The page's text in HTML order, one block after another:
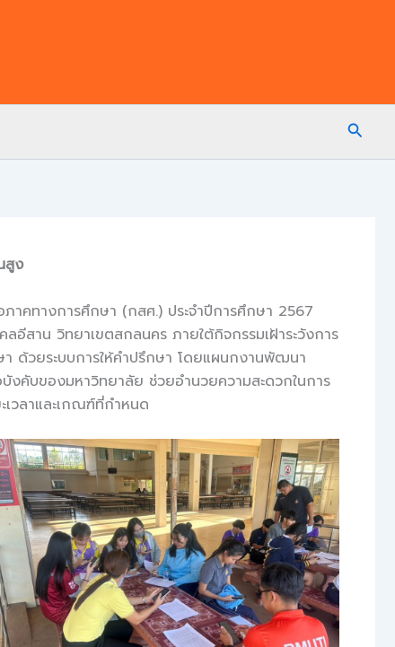
สูง
าคทางการศึกษา (กสศ.) ประจำปีการศึกษา 2567
าน วิทยาเขตสกลนคร ภายใต้กิจกรรมเฝ้าระวังการ
ด้วยระบบการให้คำปรึกษา โดยแผนกงานพัฒนา
งคับของมหาวิทยาลัย ช่วยอำนวยความสะดวกในการ
วลาและเกณฑ์ที่กำหนด